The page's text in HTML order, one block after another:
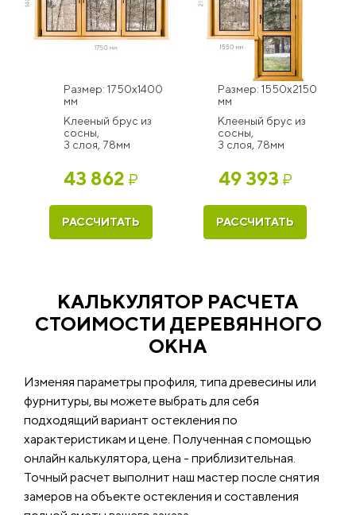
Размер: 1750x1400
мм
Клееный брус из
сосны,
3 слоя, 78мм
43 862 ₽
РАССЧИТАТЬ
Размер: 1550x2150
мм
Клееный брус из
сосны,
3 слоя, 78мм
49 393 ₽
РАССЧИТАТЬ
КАЛЬКУЛЯТОР РАСЧЕТА
СТОИМОСТИ ДЕРЕВЯННОГО
ОКНА
Изменяя параметры профиля, типа древесины или
фурнитуры, вы можете выбрать для себя
подходящий вариант остекления по
характеристикам и цене. Полученная с помощью
онлайн калькулятора, цена - приблизительная.
Точный расчет выполнит наш мастер после снятия
замеров на объекте остекления и составления